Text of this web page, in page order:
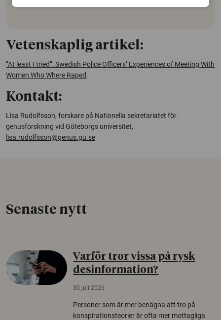
Vetenskaplig artikel:
”At least I tried”: Swedish Police Officers’ Experiences of Meeting With
Women Who Where Raped.
Kontakt:
Lisa Rudolfsson, forskare på Nationella sekretariatet för
genusforskning vid Göteborgs universitet,
lisa.rudolfsson@genus.gu.se
Senaste nytt
Varför tror vissa på rysk
desinformation?
30 juli 2026
Personer som är mer benägna att tro på
konspirationsteorier är ofta mer mottagliga